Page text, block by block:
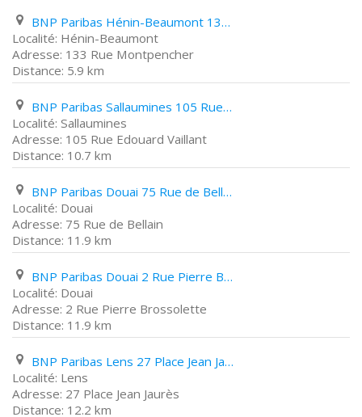
BNP Paribas Hénin-Beaumont 133 Rue Montpencher
Hénin-Beaumont
133 Rue Montpencher
5.9 km
BNP Paribas Sallaumines 105 Rue Edouard Vaillant
Sallaumines
105 Rue Edouard Vaillant
10.7 km
BNP Paribas Douai 75 Rue de Bellain
Douai
75 Rue de Bellain
11.9 km
BNP Paribas Douai 2 Rue Pierre Brossolette
Douai
2 Rue Pierre Brossolette
11.9 km
BNP Paribas Lens 27 Place Jean Jaurès
Lens
27 Place Jean Jaurès
12.2 km